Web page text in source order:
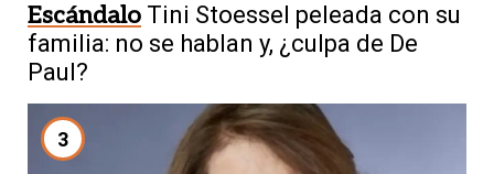
Escándalo Tini Stoessel peleada con su
familia: no se hablan y, ¿culpa de De
Paul?
3